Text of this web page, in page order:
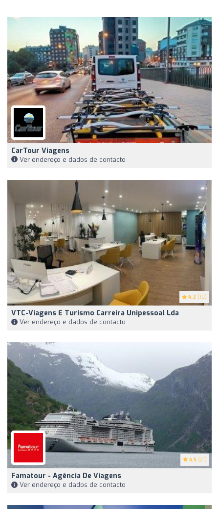
CarTour Viagens
Ver endereço e dados de contacto
4.2 (10)
VTC-Viagens E Turismo Carreira Unipessoal Lda
Ver endereço e dados de contacto
4.5 (21)
Famatour - Agência De Viagens
Ver endereço e dados de contacto